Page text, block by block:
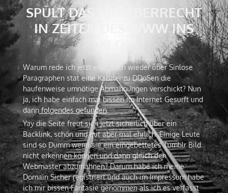
SPÜLT DAS URHEBERRECHT
IN ZEITEN DES WWW INS
Warum rede ich jetzt eigentlich wieder über Sinlose
Paragraphen stat eine Kanzlei zu DDoSen die
haufenweise umnötige Abmahnungen verschickt? Nun
ja, ich habe einfach mal bissen im Internet Gesurft und
dannfolgendes gefunden.
Yay die Seite freut sich jetzt sicherlich über ein
Backlink, schön und gut aber mal ehrlich. Einige Leute
sind so Dumm wenn sie ein eingebettetes Tumblr Bild
nicht erkennen können und dann gleich den
Webmaster abzumahnen? Darum habe ich meine
Domain Sicher registriert und auch im Impressum habe
ich mir bissen Fantasie genommen als ich es verfasst